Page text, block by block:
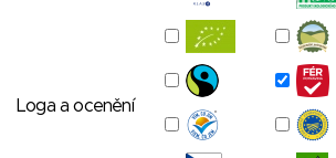
Loga a ocenění